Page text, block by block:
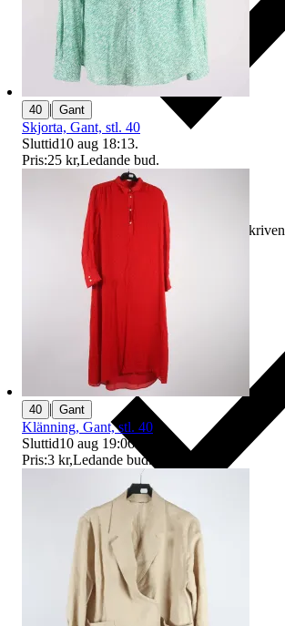
Ersättning om varan inte är som beskriven
Ersättning om du inte får din vara
40 | Gant
Skjorta, Gant, stl. 40
Sluttid10 aug 18:13.
Pris:25 kr,Ledande bud.
40 | Gant
Klänning, Gant, stl. 40
Sluttid10 aug 19:06
Pris:3 kr,Ledande bud.